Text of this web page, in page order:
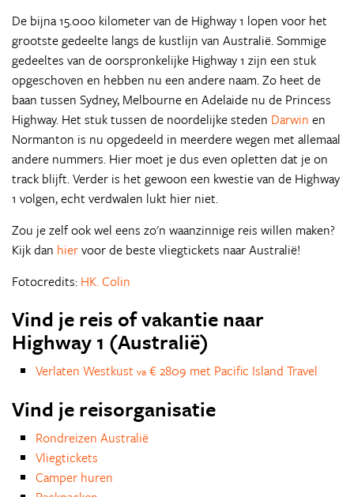
De bijna 15.000 kilometer van de Highway 1 lopen voor het
grootste gedeelte langs de kustlijn van Australië. Sommige
gedeeltes van de oorspronkelijke Highway 1 zijn een stuk
opgeschoven en hebben nu een andere naam. Zo heet de
baan tussen Sydney, Melbourne en Adelaide nu de Princess
Highway. Het stuk tussen de noordelijke steden Darwin en
Normanton is nu opgedeeld in meerdere wegen met allemaal
andere nummers. Hier moet je dus even opletten dat je on
track blijft. Verder is het gewoon een kwestie van de Highway
1 volgen, echt verdwalen lukt hier niet.
Zou je zelf ook wel eens zo'n waanzinnige reis willen maken?
Kijk dan hiervoor de beste vliegtickets naar Australië!
Fotocredits: HK. Colin
Vind je reis of vakantie naar
Highway 1 (Australië)
Verlaten Westkust va € 2809 met Pacific Island Travel
Vind je reisorganisatie
Rondreizen Australië
Vliegtickets
Camper huren